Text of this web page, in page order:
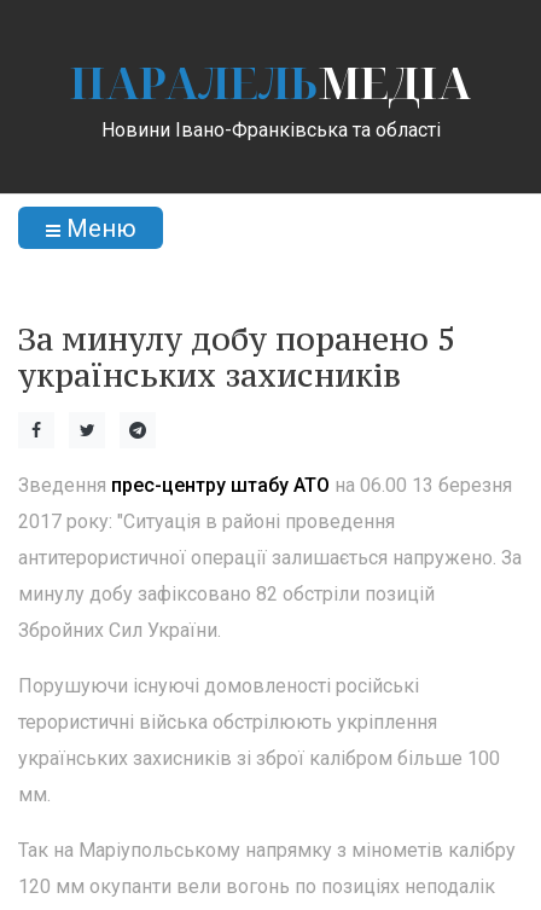
ПАРАЛЕЛЬМЕДІА
Новини Івано-Франківська та області
Меню
За минулу добу поранено 5
українських захисників
Зведення прес-центру штабу АТО на 06.00 13 березня
2017 року: "Ситуація в районі проведення
антитерористичної операції залишається напружено. За
минулу добу зафіксовано 82 обстріли позицій
Збройних Сил України.
Порушуючи існуючі домовленості російські
терористичні війська обстрілюють укріплення
українських захисників зі зброї калібром більше 100
мм.
Так на Маріупольському напрямку з мінометів калібру
120 мм окупанти вели вогонь по позиціях неподалік